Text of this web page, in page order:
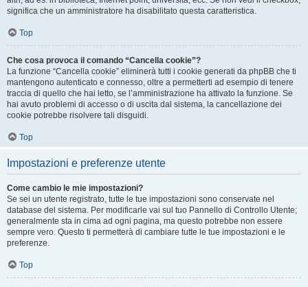
significa che un amministratore ha disabilitato questa caratteristica.
Top
Che cosa provoca il comando “Cancella cookie”?
La funzione “Cancella cookie” eliminerà tutti i cookie generati da phpBB che ti
mantengono autenticato e connesso, oltre a permetterti ad esempio di tenere
traccia di quello che hai letto, se l’amministrazione ha attivato la funzione. Se
hai avuto problemi di accesso o di uscita dal sistema, la cancellazione dei
cookie potrebbe risolvere tali disguidi.
Top
Impostazioni e preferenze utente
Come cambio le mie impostazioni?
Se sei un utente registrato, tutte le tue impostazioni sono conservate nel
database del sistema. Per modificarle vai sul tuo Pannello di Controllo Utente;
generalmente sta in cima ad ogni pagina, ma questo potrebbe non essere
sempre vero. Questo ti permetterà di cambiare tutte le tue impostazioni e le
preferenze.
Top